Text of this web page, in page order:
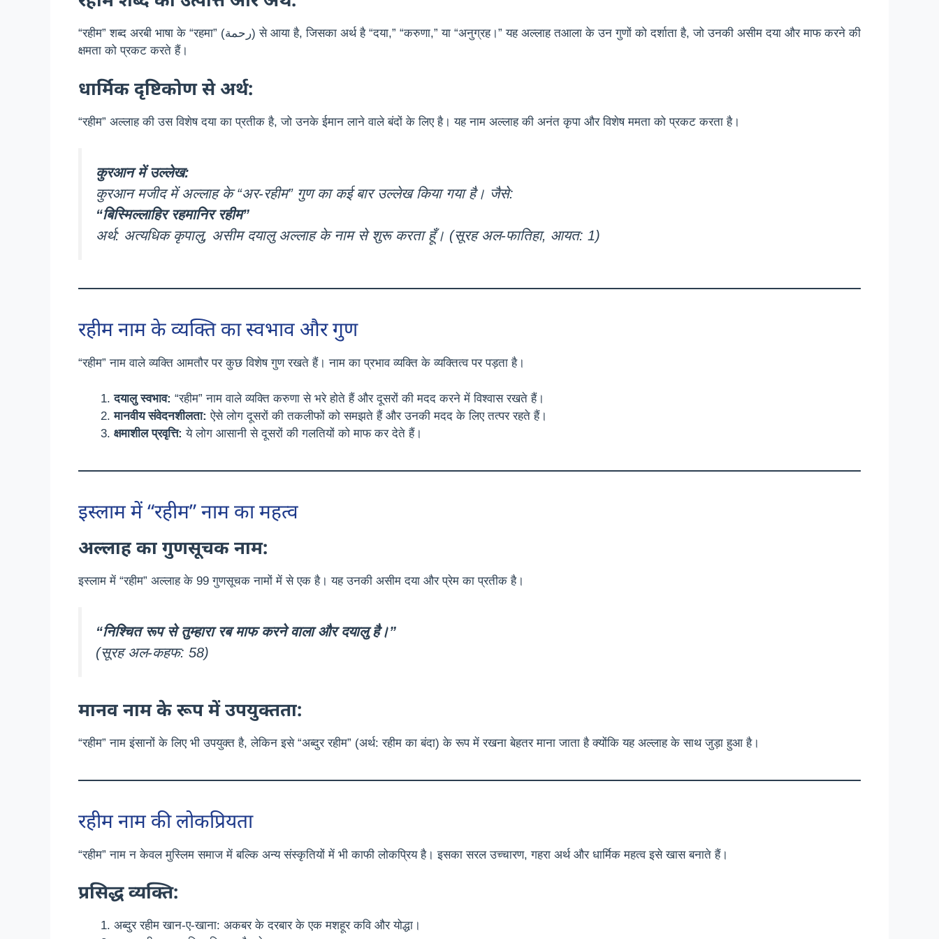
“रहीम” शब्द अरबी भाषा के “रहमा” (رحمة) से आया है, जिसका अर्थ है “दया,” “करुणा,” या “अनुग्रह।” यह अल्लाह तआला के उन गुणों को दर्शाता है, जो उनकी असीम दया और माफ करने की
क्षमता को प्रकट करते हैं।
धार्मिक दृष्टिकोण से अर्थ:
“रहीम” अल्लाह की उस विशेष दया का प्रतीक है, जो उनके ईमान लाने वाले बंदों के लिए है। यह नाम अल्लाह की अनंत कृपा और विशेष ममता को प्रकट करता है।
कुरआन में उल्लेख:
कुरआन मजीद में अल्लाह के “अर-रहीम” गुण का कई बार उल्लेख किया गया है। जैसे:
“बिस्मिल्लाहिर रहमानिर रहीम”
अर्थ: अत्यधिक कृपालु, असीम दयालु अल्लाह के नाम से शुरू करता हूँ। (सूरह अल-फातिहा, आयत: 1)
रहीम नाम के व्यक्ति का स्वभाव और गुण
“रहीम” नाम वाले व्यक्ति आमतौर पर कुछ विशेष गुण रखते हैं। नाम का प्रभाव व्यक्ति के व्यक्तित्व पर पड़ता है।
दयालु स्वभाव: “रहीम” नाम वाले व्यक्ति करुणा से भरे होते हैं और दूसरों की मदद करने में विश्वास रखते हैं।
मानवीय संवेदनशीलता: ऐसे लोग दूसरों की तकलीफों को समझते हैं और उनकी मदद के लिए तत्पर रहते हैं।
क्षमाशील प्रवृत्ति: ये लोग आसानी से दूसरों की गलतियों को माफ कर देते हैं।
इस्लाम में “रहीम” नाम का महत्व
अल्लाह का गुणसूचक नाम:
इस्लाम में “रहीम” अल्लाह के 99 गुणसूचक नामों में से एक है। यह उनकी असीम दया और प्रेम का प्रतीक है।
“निश्चित रूप से तुम्हारा रब माफ करने वाला और दयालु है।”
(सूरह अल-कहफ: 58)
मानव नाम के रूप में उपयुक्तता:
“रहीम” नाम इंसानों के लिए भी उपयुक्त है, लेकिन इसे “अब्दुर रहीम” (अर्थ: रहीम का बंदा) के रूप में रखना बेहतर माना जाता है क्योंकि यह अल्लाह के साथ जुड़ा हुआ है।
रहीम नाम की लोकप्रियता
“रहीम” नाम न केवल मुस्लिम समाज में बल्कि अन्य संस्कृतियों में भी काफी लोकप्रिय है। इसका सरल उच्चारण, गहरा अर्थ और धार्मिक महत्व इसे खास बनाते हैं।
प्रसिद्ध व्यक्ति:
अब्दुर रहीम खान-ए-खाना: अकबर के दरबार के एक मशहूर कवि और योद्धा।